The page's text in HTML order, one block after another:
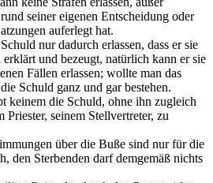
seiner eigenen Entscheidung oder
auferlegt hat.
nur dadurch erlassen, dass er sie
erklärt und bezeugt, natürlich kann er sie
Fällen erlassen; wollte man das
Schuld ganz und gar bestehen.
keinem die Schuld, ohne ihn zugleich
Priester, seinem Stellvertreter, zu
über die Buße sind nur für die
den Sterbenden darf demgemäß nichts